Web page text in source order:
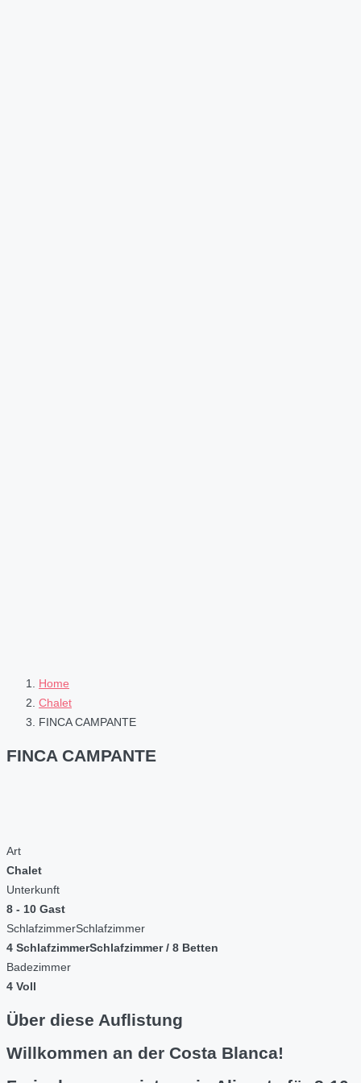
Home
Chalet
FINCA CAMPANTE
FINCA CAMPANTE
Art
Chalet
Unterkunft
8 - 10 Gast
SchlafzimmerSchlafzimmer
4 SchlafzimmerSchlafzimmer / 8 Betten
Badezimmer
4 Voll
Über diese Auflistung
Willkommen an der Costa Blanca!